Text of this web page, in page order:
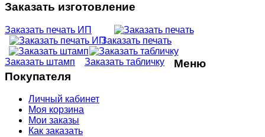
Заказать изготовление
Заказать печать ИП
Заказать печать
Заказать штамп Заказать табличку
Меню
Покупателя
Личный кабинет
Моя корзина
Мои заказы
Как заказать